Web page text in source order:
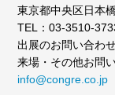
東京都中央区日本
TEL：03-3510-
出展のお問い合わ
来場・その他お問
info@congre.co.jp